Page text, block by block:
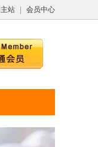
站 会员中心